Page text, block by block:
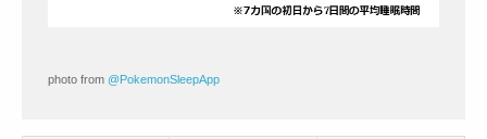
photo from @PokemonSleepApp